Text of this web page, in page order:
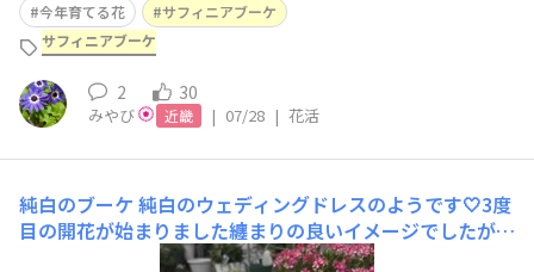
今年育てる花
サフィニアブーケ
サフィニアブーケ
2 30
みやび 近畿 | 07/28 | 花活
純白のブーケ 純白のウェディングドレスのようです🤍3度
目の開花が始まりました纏まりの良いイメージでしたが
今回の切り戻しで やっと落ち着いて来たかな👍